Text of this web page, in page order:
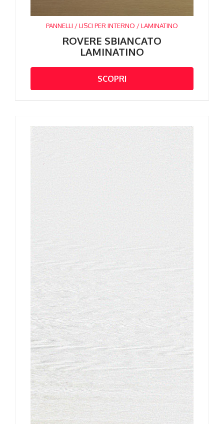
PANNELLI / LISCI PER INTERNO / LAMINATINO
ROVERE SBIANCATO
LAMINATINO
SCOPRI